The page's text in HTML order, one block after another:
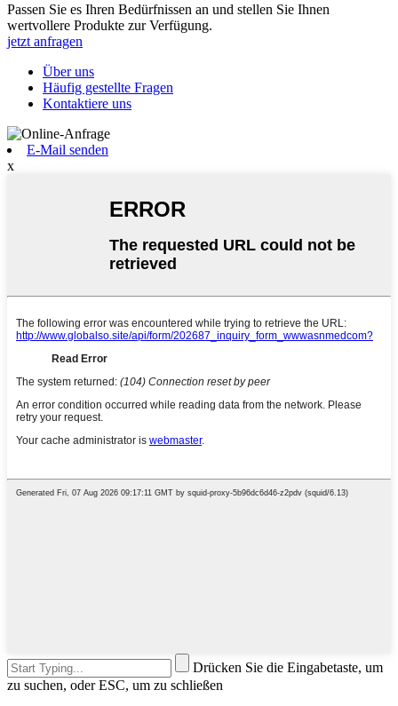
Passen Sie es Ihren Bedürfnissen an und stellen Sie Ihnen
wertvollere Produkte zur Verfügung.
jetzt anfragen
Über uns
Häufig gestellte Fragen
Kontaktiere uns
E-Mail senden
x
Drücken Sie die Eingabetaste, um
zu suchen, oder ESC, um zu schließen